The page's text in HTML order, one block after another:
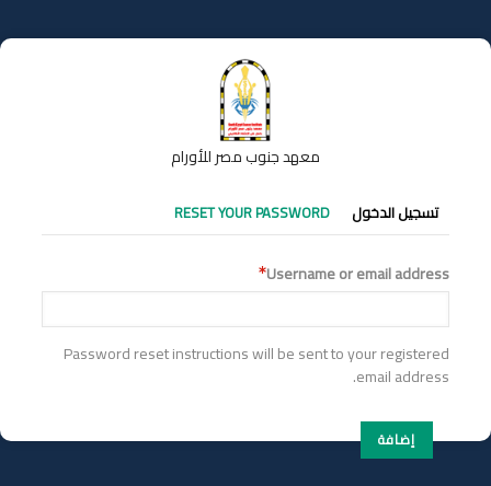
إلى
المحتوى
معهد جنوب مصر للأورام
التبويبات
الأساسية
تسجيل الدخول RESET YOUR PASSWORD
Username or email address
Password reset instructions will be sent to your registered
email address.